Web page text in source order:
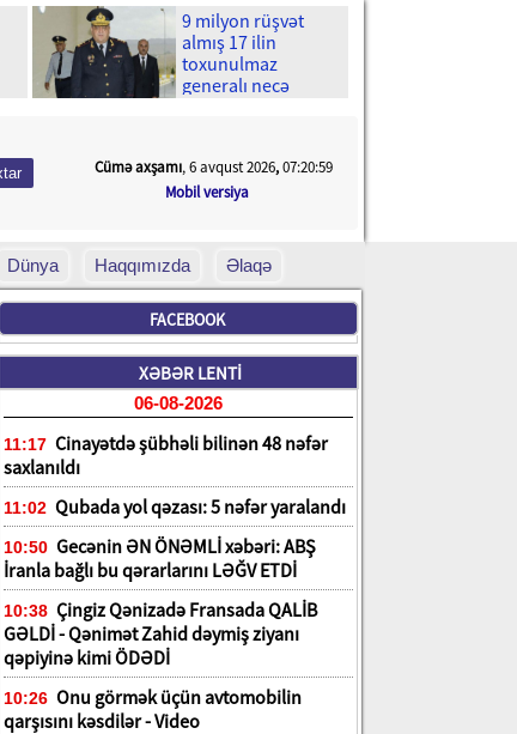
9 milyon rüşvət
almış 17 ilin
toxunulmaz
generalı necə
Mobil versiya
Cümə axşamı, 6 avqust 2026,07:21:00
Dünya Haqqımızda Əlaqə
FACEBOOK
XƏBƏR LENTİ
06-08-2026
11:17 Cinayətdə şübhəli bilinən 48 nəfər
saxlanıldı
11:02 Qubada yol qəzası: 5 nəfər yaralandı
10:50 Gecənin ƏN ÖNƏMLİ xəbəri: ABŞ
İranla bağlı bu qərarlarını LƏĞV ETDİ
10:38 Çingiz Qənizadə Fransada QALİB
GƏLDİ - Qənimət Zahid dəymiş ziyanı
qəpiyinə kimi ÖDƏDİ
10:26 Onu görmək üçün avtomobilin
qarşısını kəsdilər - Video